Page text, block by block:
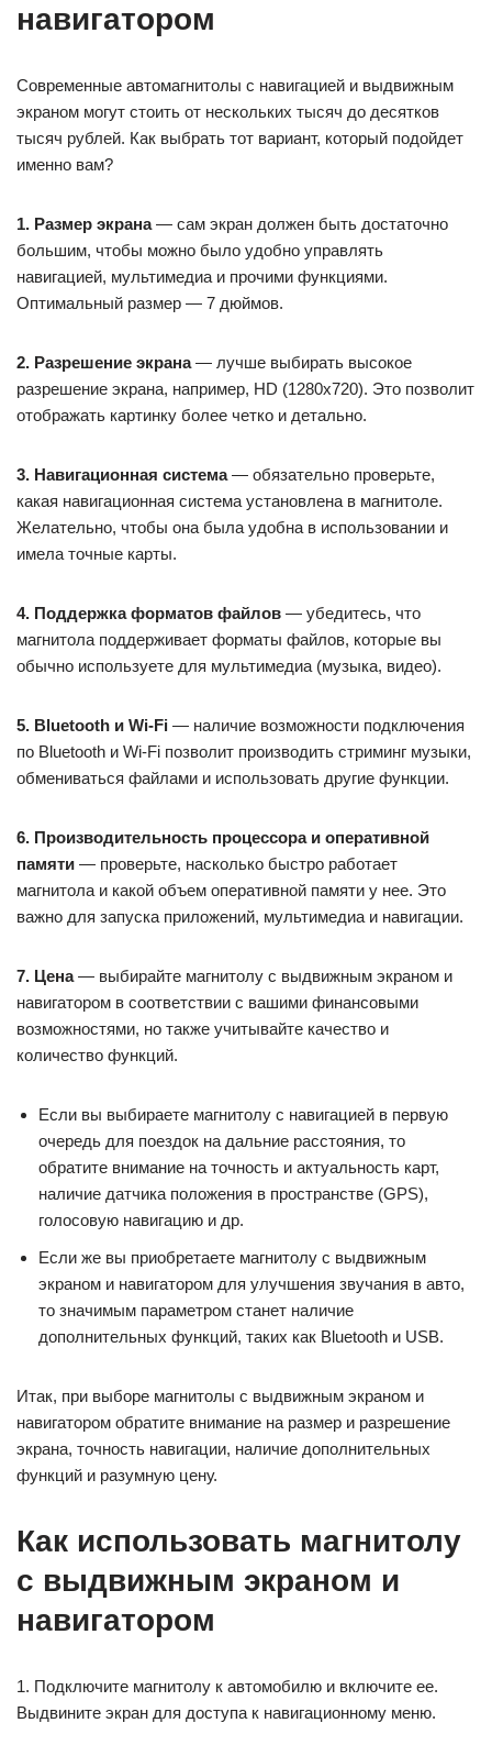
навигатором
Современные автомагнитолы с навигацией и выдвижным
экраном могут стоить от нескольких тысяч до десятков
тысяч рублей. Как выбрать тот вариант, который подойдет
именно вам?
1. Размер экрана— сам экран должен быть достаточно
большим, чтобы можно было удобно управлять
навигацией, мультимедиа и прочими функциями.
Оптимальный размер — 7 дюймов.
2. Разрешение экрана— лучше выбирать высокое
разрешение экрана, например, HD (1280х720). Это позволит
отображать картинку более четко и детально.
3. Навигационная система— обязательно проверьте,
какая навигационная система установлена в магнитоле.
Желательно, чтобы она была удобна в использовании и
имела точные карты.
4. Поддержка форматов файлов — убедитесь, что
магнитола поддерживает форматы файлов, которые вы
обычно используете для мультимедиа (музыка, видео).
5. Bluetooth и Wi-Fi — наличие возможности подключения
по Bluetooth и Wi-Fi позволит производить стриминг музыки,
обмениваться файлами и использовать другие функции.
6. Производительность процессора и оперативной
памяти — проверьте, насколько быстро работает
магнитола и какой объем оперативной памяти у нее. Это
важно для запуска приложений, мультимедиа и навигации.
7. Цена— выбирайте магнитолу с выдвижным экраном и
навигатором в соответствии с вашими финансовыми
возможностями, но также учитывайте качество и
количество функций.
Если вы выбираете магнитолу с навигацией в первую
очередь для поездок на дальние расстояния, то
обратите внимание на точность и актуальность карт,
наличие датчика положения в пространстве (GPS),
голосовую навигацию и др.
Если же вы приобретаете магнитолу с выдвижным
экраном и навигатором для улучшения звучания в авто,
то значимым параметром станет наличие
дополнительных функций, таких как Bluetooth и USB.
Итак, при выборе магнитолы с выдвижным экраном и
навигатором обратите внимание на размер и разрешение
экрана, точность навигации, наличие дополнительных
функций и разумную цену.
Как использовать магнитолу
с выдвижным экраном и
навигатором
1. Подключите магнитолу к автомобилю и включите ее.
Выдвините экран для доступа к навигационному меню.